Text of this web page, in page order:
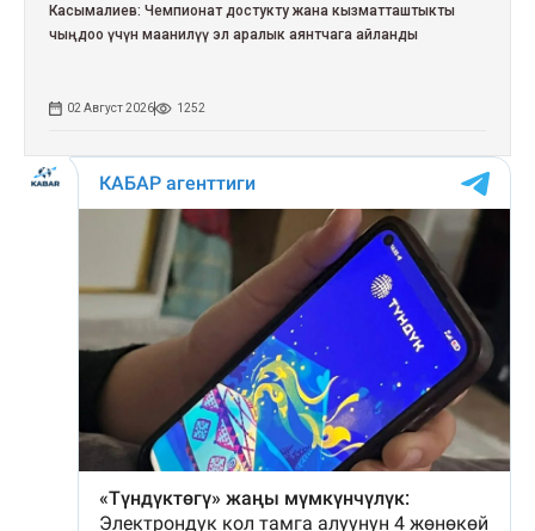
Касымалиев: Чемпионат достукту жана кызматташтыкты
чыңдоо үчүн маанилүү эл аралык аянтчага айланды
02 Август 2026 1252